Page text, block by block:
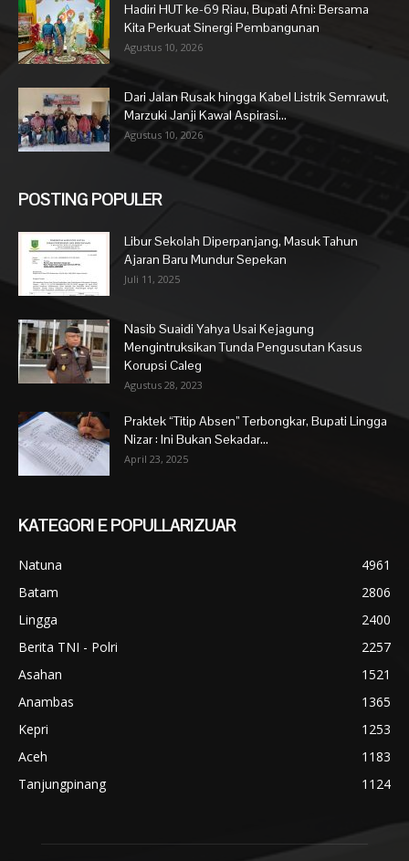
Hadiri HUT ke-69 Riau, Bupati Afni: Bersama
Kita Perkuat Sinergi Pembangunan
Agustus 10, 2026
Dari Jalan Rusak hingga Kabel Listrik Semrawut,
Marzuki Janji Kawal Aspirasi...
Agustus 10, 2026
POSTING POPULER
Libur Sekolah Diperpanjang, Masuk Tahun
Ajaran Baru Mundur Sepekan
Juli 11, 2025
Nasib Suaidi Yahya Usai Kejagung
Mengintruksikan Tunda Pengusutan Kasus
Korupsi Caleg
Agustus 28, 2023
Praktek “Titip Absen” Terbongkar, Bupati Lingga
Nizar : Ini Bukan Sekadar...
April 23, 2025
KATEGORI E POPULLARIZUAR
Natuna
4961
Batam
2806
Lingga
2400
Berita TNI - Polri
2257
Asahan
1521
Anambas
1365
Kepri
1253
Aceh
1183
Tanjungpinang
1124